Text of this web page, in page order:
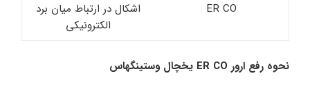
ER CO
اشکال در ارتباط میان برد
الکترونیکی
نحوه رفع ارور ER CO یخچال وستینگهاس